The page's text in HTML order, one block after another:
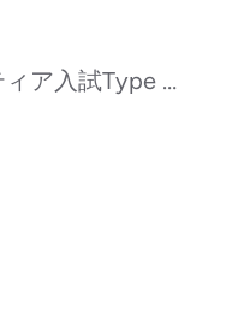
ア入試Type …